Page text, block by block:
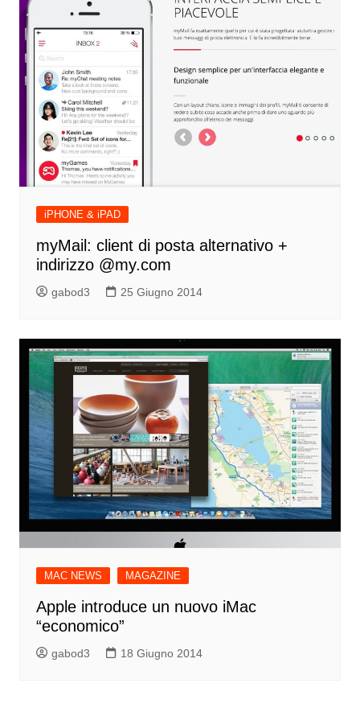
iPHONE & iPAD
myMail: client di posta alternativo +
indirizzo @my.com
gabod3 25 Giugno 2014
MAC NEWS MAGAZINE
Apple introduce un nuovo iMac
“economico”
gabod3 18 Giugno 2014